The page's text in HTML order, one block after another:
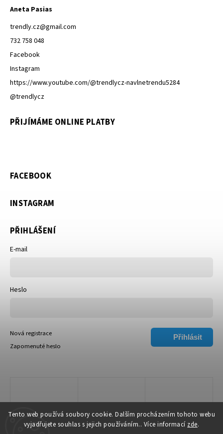
Tento web používá soubory cookie. Dalším procházením tohoto webu
vyjadřujete souhlas s jejich používáním.. Více informací zde.
Aneta Pasias
trendly.cz@gmail.com
732 758 048
Facebook
Instagram
https://www.youtube.com/@trendlycz-navlnetrendu5284
@trendlycz
PŘIJÍMÁME ONLINE PLATBY
FACEBOOK
INSTAGRAM
PŘIHLÁŠENÍ
E-mail
Heslo
Přihlásit
Nová registrace
Zapomenuté heslo